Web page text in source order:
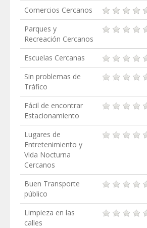
Comercios Cercanos
Parques y
Recreación Cercanos
Escuelas Cercanas
Sin problemas de
Tráfico
Fácil de encontrar
Estacionamiento
Lugares de
Entretenimiento y
Vida Nocturna
Cercanos
Buen Transporte
público
Limpieza en las
calles